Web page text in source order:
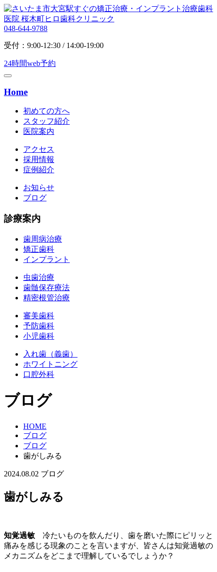
048-644-9788
受付：9:00-12:30 / 14:00-19:00
24時間web予約
Home
初めての方へ
スタッフ紹介
医院案内
アクセス
採用情報
症例紹介
お知らせ
ブログ
診療案内
歯周病治療
矯正歯科
インプラント
虫歯治療
歯髄保存療法
精密根管治療
審美歯科
予防歯科
小児歯科
入れ歯（義歯）
ホワイトニング
口腔外科
ブログ
HOME
ブログ
ブログ
歯がしみる
2024.08.02 ブログ
歯がしみる
知覚過敏 冷たいものを飲んだり、歯を磨いた際にピリッと
痛みを感じる現象のことを言いますが、皆さんは知覚過敏の
メカニズムをどこまで理解しているでしょうか？